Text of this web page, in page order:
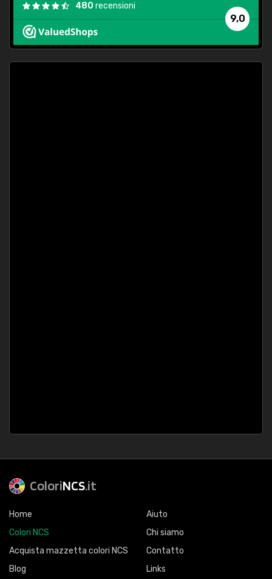
9,0
480 recensioni
ColoriNCS.it
Home
Colori NCS
Acquista mazzetta colori NCS
Blog
Aiuto
Chi siamo
Contatto
Links